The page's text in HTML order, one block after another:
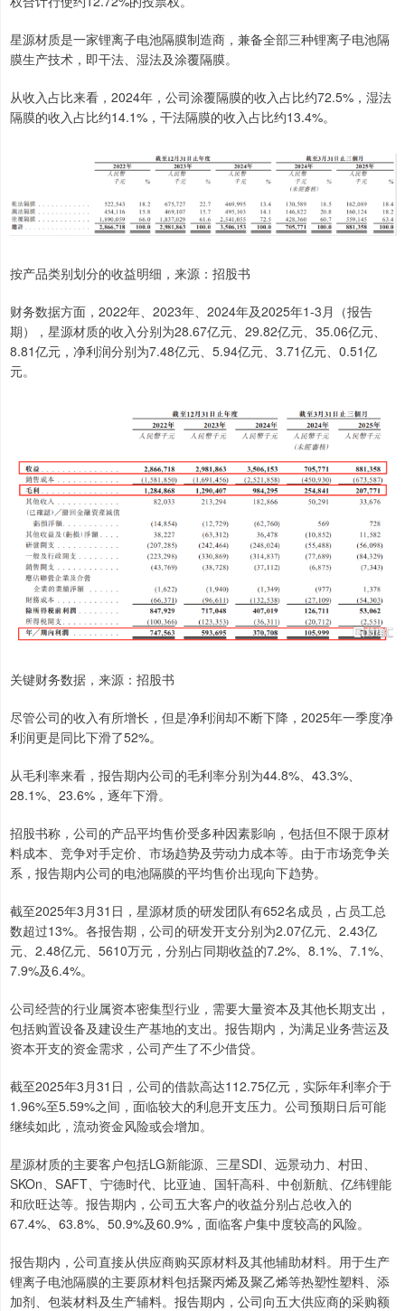
星源材质是一家锂离子电池隔膜制造商，兼备全部三种锂离子电池隔
膜生产技术，即干法、湿法及涂覆隔膜。
从收入占比来看，2024年，公司涂覆隔膜的收入占比约72.5%，湿法
隔膜的收入占比约14.1%，干法隔膜的收入占比约13.4%。
按产品类别划分的收益明细，来源：招股书
财务数据方面，2022年、2023年、2024年及2025年1-3月（报告
期），星源材质的收入分别为28.67亿元、29.82亿元、35.06亿元、
8.81亿元，净利润分别为7.48亿元、5.94亿元、3.71亿元、0.51亿
元。
关键财务数据，来源：招股书
尽管公司的收入有所增长，但是净利润却不断下降，2025年一季度净
利润更是同比下滑了52%。
从毛利率来看，报告期内公司的毛利率分别为44.8%、43.3%、
28.1%、23.6%，逐年下滑。
招股书称，公司的产品平均售价受多种因素影响，包括但不限于原材
料成本、竞争对手定价、市场趋势及劳动力成本等。由于市场竞争关
系，报告期内公司的电池隔膜的平均售价出现向下趋势。
截至2025年3月31日，星源材质的研发团队有652名成员，占员工总
数超过13%。各报告期，公司的研发开支分别为2.07亿元、2.43亿
元、2.48亿元、5610万元，分别占同期收益的7.2%、8.1%、7.1%、
7.9%及6.4%。
公司经营的行业属资本密集型行业，需要大量资本及其他长期支出，
包括购置设备及建设生产基地的支出。报告期内，为满足业务营运及
资本开支的资金需求，公司产生了不少借贷。
截至2025年3月31日，公司的借款高达112.75亿元，实际年利率介于
1.96%至5.59%之间，面临较大的利息开支压力。公司预期日后可能
继续如此，流动资金风险或会增加。
星源材质的主要客户包括LG新能源、三星SDI、远景动力、村田、
SKOn、SAFT、宁德时代、比亚迪、国轩高科、中创新航、亿纬锂能
和欣旺达等。报告期内，公司五大客户的收益分别占总收入的
67.4%、63.8%、50.9%及60.9%，面临客户集中度较高的风险。
报告期内，公司直接从供应商购买原材料及其他辅助材料。用于生产
锂离子电池隔膜的主要原材料包括聚丙烯及聚乙烯等热塑性塑料、添
加剂、包装材料及生产辅料。报告期内，公司向五大供应商的采购额